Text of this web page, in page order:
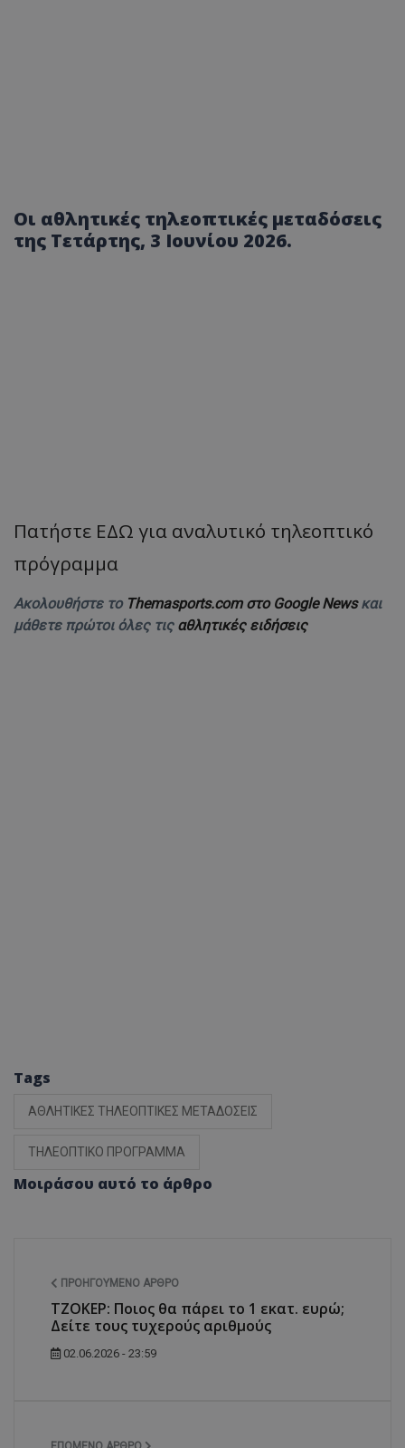
Οι αθλητικές τηλεοπτικές μεταδόσεις
της Τετάρτης, 3 Ιουνίου 2026.
Πατήστε ΕΔΩ για αναλυτικό τηλεοπτικό
πρόγραμμα
Ακολουθήστε το Themasports.com στο Google Newsκαι
μάθετε πρώτοι όλες τις αθλητικές ειδήσεις
Tags
ΑΘΛΗΤΙΚΕΣ ΤΗΛΕΟΠΤΙΚΕΣ ΜΕΤΑΔΟΣΕΙΣ
ΤΗΛΕΟΠΤΙΚΟ ΠΡΟΓΡΑΜΜΑ
Μοιράσου αυτό το άρθρο
ΠΡΟΗΓΟΎΜΕΝΟ ΆΡΘΡΟ
ΤΖΟΚΕΡ: Ποιος θα πάρει το 1 εκατ. ευρώ;
Δείτε τους τυχερούς αριθμούς
02.06.2026 - 23:59